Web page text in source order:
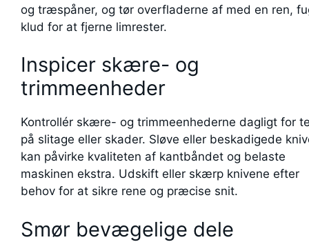
og træspåner, og tør overfladerne af med en ren,
klud for at fjerne limrester.
Inspicer skære- og
trimmeenheder
Kontrollér skære- og trimmeenhederne dagligt for
på slitage eller skader. Sløve eller beskadigede
kan påvirke kvaliteten af kantbåndet og belaste
maskinen ekstra. Udskift eller skærp knivene efter
behov for at sikre rene og præcise snit.
Smør bevægelige dele